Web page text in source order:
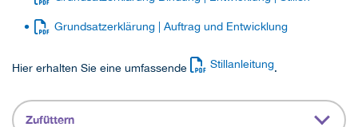
Grundsatzerklärung | Auftrag und Entwicklung
Hier erhalten Sie eine umfassende Stillanleitung​​​​​​​.
Zufüttern